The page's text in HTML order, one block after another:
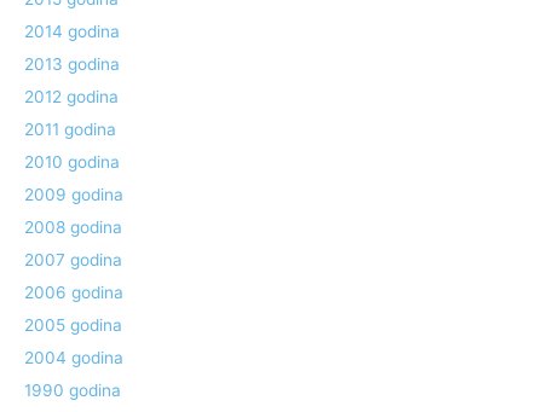
2014 godina
2013 godina
2012 godina
2011 godina
2010 godina
2009 godina
2008 godina
2007 godina
2006 godina
2005 godina
2004 godina
1990 godina